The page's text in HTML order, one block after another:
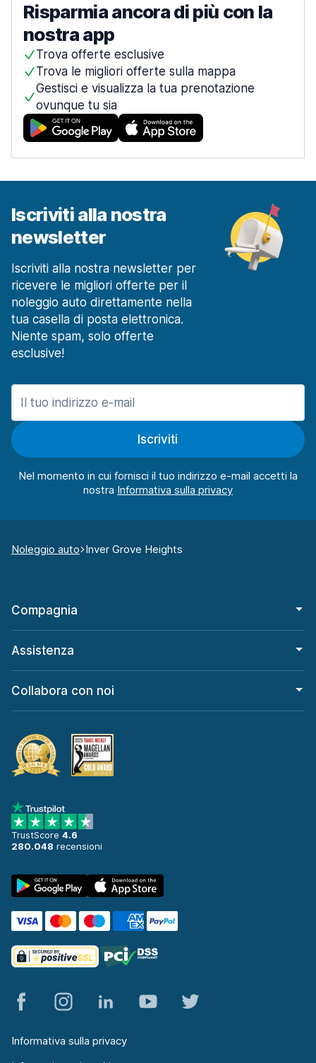
Risparmia ancora di più con la
nostra app
Trova offerte esclusive
Trova le migliori offerte sulla mappa
Gestisci e visualizza la tua prenotazione
ovunque tu sia
Iscriviti alla nostra
newsletter
Iscriviti alla nostra newsletter per
ricevere le migliori offerte per il
noleggio auto direttamente nella
tua casella di posta elettronica.
Niente spam, solo offerte
esclusive!
Iscriviti
Nel momento in cui fornisci il tuo indirizzo e-mail accetti la
nostra
Noleggio auto Inver Grove Heights
Compagnia
Assistenza
Collabora con noi
TrustScore 4.6
280.048 recensioni
Informativa sulla privacy